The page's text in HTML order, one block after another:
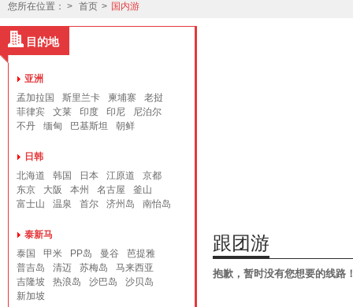
您所在位置： > 首页 > 国内游
目的地
亚洲
孟加拉国
斯里兰卡 柬埔寨
老挝
菲律宾
文莱 印度 印尼
尼泊尔
不丹
缅甸 巴基斯坦 朝鲜
日韩
北海道
韩国 日本 江原道
京都
东京
大阪 本州 名古屋
釜山
富士山
温泉 首尔 济州岛 南怡岛
泰新马
泰国
甲米 PP岛 曼谷
芭提雅
普吉岛
清迈 苏梅岛
马来西亚
吉隆坡
热浪岛 沙巴岛
沙贝岛
新加坡
跟团游
抱歉，暂时没有您想要的线路